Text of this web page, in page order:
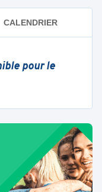
CALENDRIER
pour le